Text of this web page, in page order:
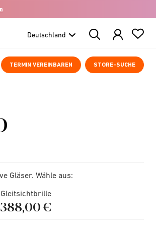
Search
Products
TERMIN VEREINBAREN STORE-SUCHE
Gläser. Wähle aus:
Gleitsichtbrille
388,00 €